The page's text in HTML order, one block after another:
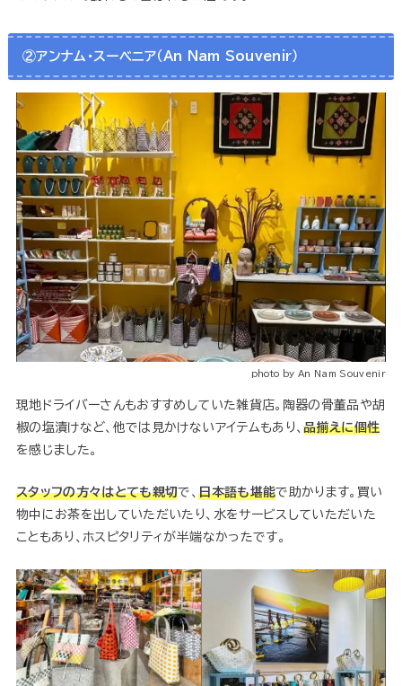
②アンナム・スーベニア（An Nam Souvenir）
photo by An Nam Souvenir
現地ドライバーさんもおすすめしていた雑貨店。陶器の骨董品や胡
椒の塩漬けなど、他では見かけないアイテムもあり、品揃えに個性
を感じました。
スタッフの方々はとても親切で、日本語も堪能で助かります。買い
物中にお茶を出していただいたり、水をサービスしていただいた
こともあり、ホスピタリティが半端なかったです。